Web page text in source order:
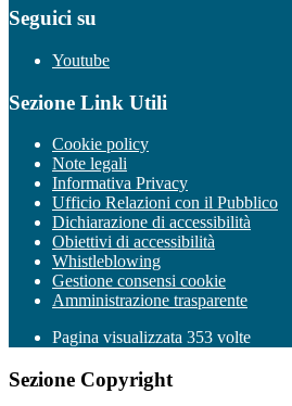
Seguici su
Youtube
Sezione Link Utili
Cookie policy
Note legali
Informativa Privacy
Ufficio Relazioni con il Pubblico
Dichiarazione di accessibilità
Obiettivi di accessibilità
Whistleblowing
Gestione consensi cookie
Amministrazione trasparente
Pagina visualizzata 353 volte
Sezione Copyright